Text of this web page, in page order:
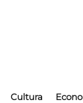
Cultura